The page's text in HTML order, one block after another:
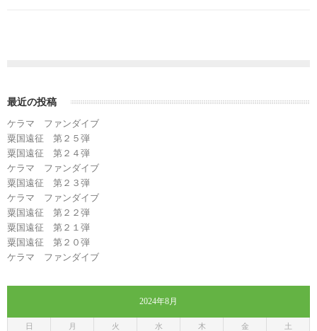
最近の投稿
ケラマ ファンダイブ
粟国遠征 第２５弾
粟国遠征 第２４弾
ケラマ ファンダイブ
粟国遠征 第２３弾
ケラマ ファンダイブ
粟国遠征 第２２弾
粟国遠征 第２１弾
粟国遠征 第２０弾
ケラマ ファンダイブ
2024年8月
日 月 火 水 木 金 土